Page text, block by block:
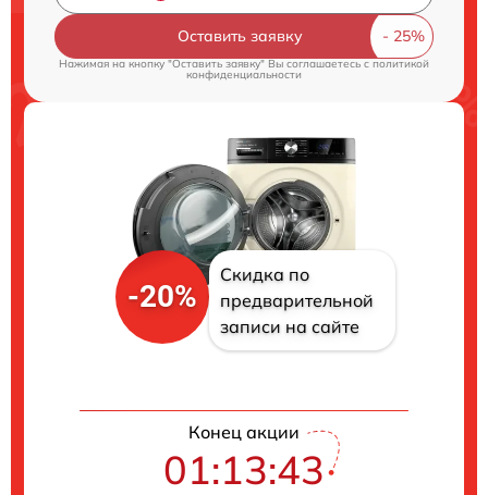
Оставить заявку
Нажимая на кнопку "Оставить заявку" Вы соглашаетесь c политикой
конфиденциальности
-20%
Скидка по
предварительной
записи на сайте
Конец акции
01:13:42